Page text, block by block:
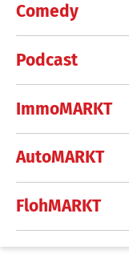
Comedy
Podcast
ImmoMARKT
AutoMARKT
FlohMARKT